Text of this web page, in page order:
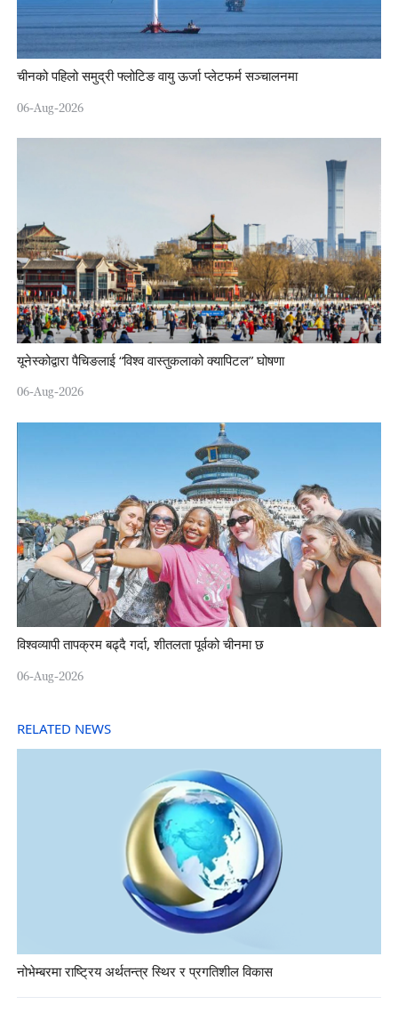
चीनको पहिलो समुद्री फ्लोटिङ वायु ऊर्जा प्लेटफर्म सञ्चालनमा
06-Aug-2026
यूनेस्कोद्वारा पैचिङलाई “विश्व वास्तुकलाको क्यापिटल” घोषणा
06-Aug-2026
विश्वव्यापी तापक्रम बढ्दै गर्दा, शीतलता पूर्वको चीनमा छ
06-Aug-2026
RELATED NEWS
नोभेम्बरमा राष्ट्रिय अर्थतन्त्र स्थिर र प्रगतिशील विकास